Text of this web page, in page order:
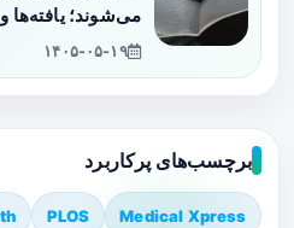
می‌شوند؛ یافته‌ها و
۱۴۰۵-۰۵-۱۹
برچسب‌های پرکاربرد
Medical Xpress
PLOS